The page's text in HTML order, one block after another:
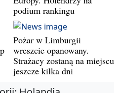
podium rankingu
Pożar w Limburgii
wreszcie opanowany.
Strażacy zostaną na miejscu
jeszcze kilka dni